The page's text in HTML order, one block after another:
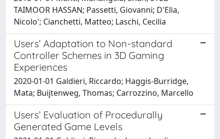
TAIMOOR HASSAN; Passetti, Giovanni; D'Elia,
Nicolo'; Cianchetti, Matteo; Laschi, Cecilia
Users’ Adaptation to Non-standard
Controller Schemes in 3D Gaming
Experiences
2020-01-01 Galdieri, Riccardo; Haggis-Burridge,
Mata; Buijtenweg, Thomas; Carrozzino, Marcello
Users’ Evaluation of Procedurally
Generated Game Levels